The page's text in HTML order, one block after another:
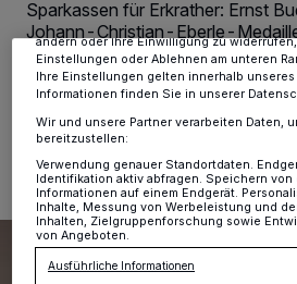
Sparkassen für Erkrather: Ernst
Johann-Christian-Eberle-
19.08.2022 , 08:26 Uhr Eine
Anzeigen möglicherweise nicht mehr so
dieses Menü jederzeit wieder aufrufen, um
ändern oder Ihre Einwilligung zu
Einstellungen oder Ablehnen am unteren
Ihre Einstellungen gelten innerhalb unseres
Informationen finden Sie in unserer
Wir und unsere Partner verarbeiten Daten,
bereitzustellen:
Verwendung genauer Standortdaten.
Identifikation aktiv abfragen. Speichern von
Informationen auf einem Endgerät.
Inhalte, Messung von Werbeleistung und
Inhalten, Zielgruppenforschung sowie
von Angeboten.
Ausführliche Informationen